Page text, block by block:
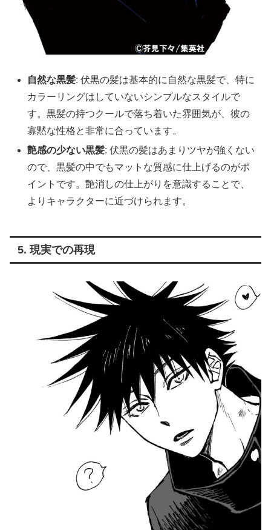
自然な黒髪: 伏黒の髪は基本的に自然な黒髪で、特に
カラーリングはしていないシンプルなスタイルで
す。黒髪の持つクールで落ち着いた雰囲気が、彼の
寡黙な性格と非常に合っています。
艶感の少ない黒髪: 伏黒の髪はあまりツヤが強くない
ので、黒髪の中でもマットな質感に仕上げるのがポ
イントです。艶消しの仕上がりを意識することで、
よりキャラクターに近づけられます。
5. 現実での再現